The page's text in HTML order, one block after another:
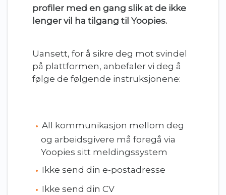
profiler med en gang slik at de ikke
lenger vil ha tilgang til Yoopies.
Uansett, for å sikre deg mot svindel
på plattformen, anbefaler vi deg å
følge de følgende instruksjonene:
All kommunikasjon mellom deg
og arbeidsgivere må foregå via
Yoopies sitt meldingssystem
Ikke send din e-postadresse
Ikke send din CV